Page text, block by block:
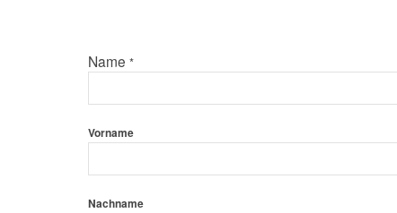
Name *
Vorname
Nachname